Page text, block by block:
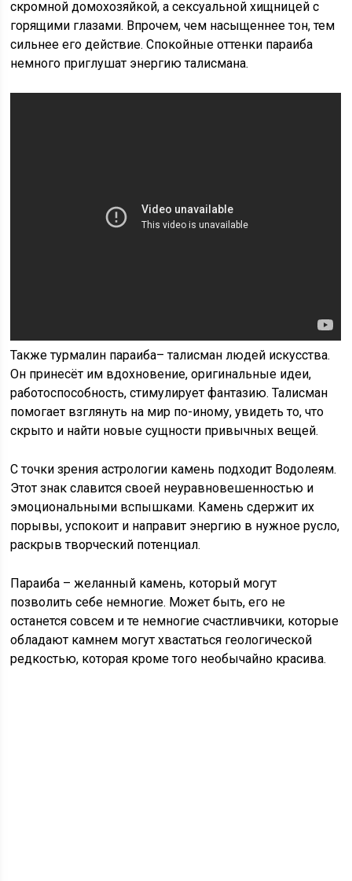
скромной домохозяйкой, а сексуальной хищницей с
горящими глазами. Впрочем, чем насыщеннее тон, тем
сильнее его действие. Спокойные оттенки параиба
немного приглушат энергию талисмана.
Также турмалин параиба– талисман людей искусства.
Он принесёт им вдохновение, оригинальные идеи,
работоспособность, стимулирует фантазию. Талисман
помогает взглянуть на мир по-иному, увидеть то, что
скрыто и найти новые сущности привычных вещей.
С точки зрения астрологии камень подходит Водолеям.
Этот знак славится своей неуравновешенностью и
эмоциональными вспышками. Камень сдержит их
порывы, успокоит и направит энергию в нужное русло,
раскрыв творческий потенциал.
Параиба – желанный камень, который могут
позволить себе немногие. Может быть, его не
останется совсем и те немногие счастливчики, которые
обладают камнем могут хвастаться геологической
редкостью, которая кроме того необычайно красива.